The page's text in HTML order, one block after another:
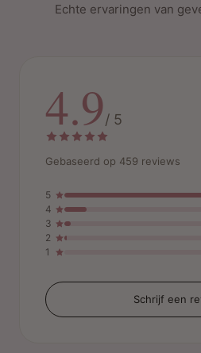
Echte ervaringen van
4.9/ 5
Gebaseerd op 459 reviews
5
4
3
2
1
Schrijf een